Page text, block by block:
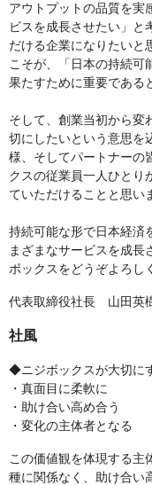
アウトプットの品質を実
ビスを成長させたい」と
だける企業になりたいと
こそが、「日本の持続可
果たすために重要である
そして、創業当初から変
切にしたいという意思を
様、そしてパートナーの
クスの従業員一人ひとり
ていただけることと思い
持続可能な形で日本経済
まざまなサービスを成長
ボックスをどうぞよろし
代表取締役社長 山田英
社風
◆ニジボックスが大切に
・真面目に柔軟に
・助け合い高め合う
・変化の主体者となる
この価値観を体現する主
種に関係なく、助け合い